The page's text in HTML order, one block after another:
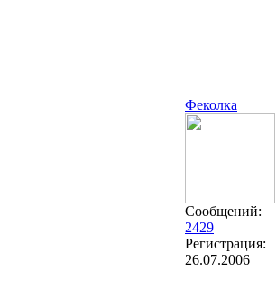
Феколка
Сообщений:
2429
Регистрация:
26.07.2006